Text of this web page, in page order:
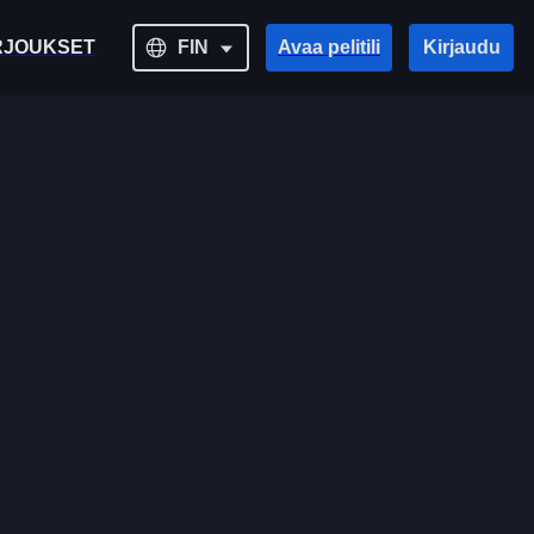
FIN Avaa pelitili Kirjaudu